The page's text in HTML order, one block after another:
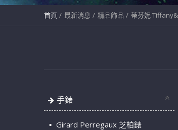
首頁 最新消息 精品飾品 蒂芬妮
手錶
Girard Perregaux 芝柏錶